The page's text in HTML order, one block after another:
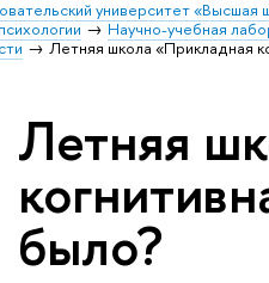
университет «Высшая
Научно-учебная
Летняя школа «Прикладная
Летняя
было?